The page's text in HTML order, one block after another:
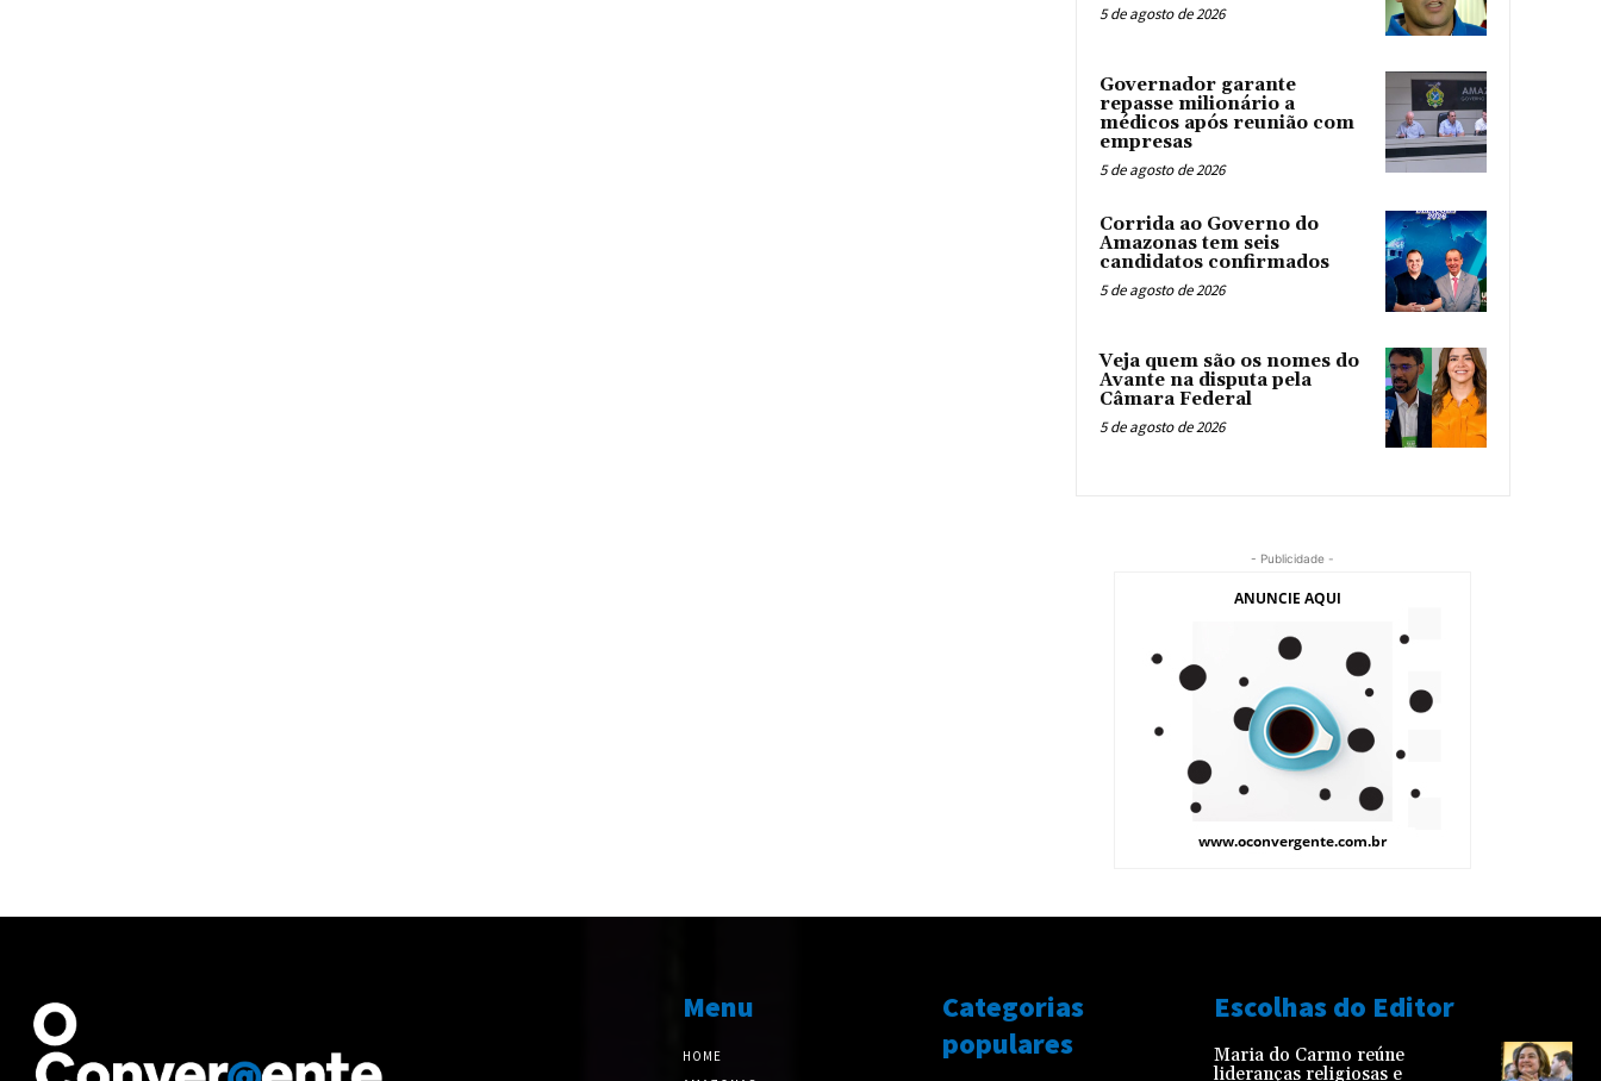
5 de agosto de 2026
Governador garante
repasse milionário a
médicos após reunião com
empresas
5 de agosto de 2026
Corrida ao Governo do
Amazonas tem seis
candidatos confirmados
5 de agosto de 2026
Veja quem são os nomes do
Avante na disputa pela
Câmara Federal
5 de agosto de 2026
- Publicidade -
Menu
HOME
Categorias
populares
Escolhas do Editor
Maria do Carmo reúne
lideranças religiosas e